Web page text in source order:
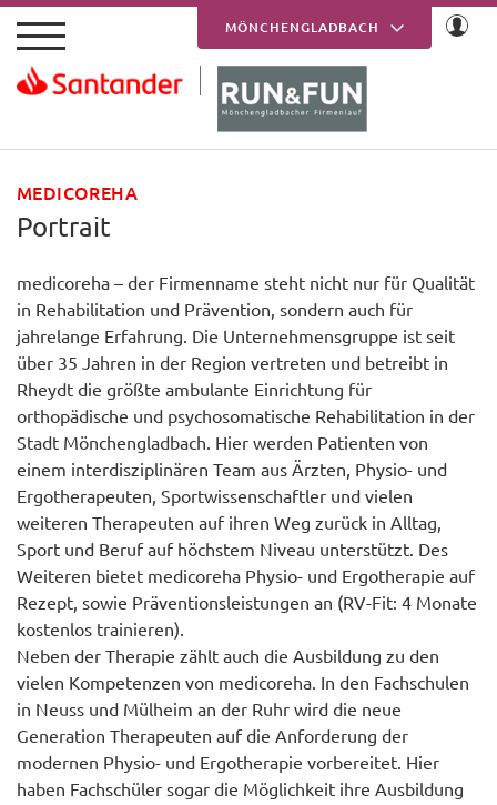
Skip to main content
MÖNCHENGLADBACH
KREFELD
Portrait
MEDICOREHA
medicoreha – der Firmenname steht nicht nur für Qualität
in Rehabilitation und Prävention, sondern auch für
jahrelange Erfahrung. Die Unternehmensgruppe ist seit
über 35 Jahren in der Region vertreten und betreibt in
Rheydt die größte ambulante Einrichtung für
orthopädische und psychosomatische Rehabilitation in der
Stadt Mönchengladbach. Hier werden Patienten von
einem interdisziplinären Team aus Ärzten, Physio- und
Ergotherapeuten, Sportwissenschaftler und vielen
weiteren Therapeuten auf ihren Weg zurück in Alltag,
Sport und Beruf auf höchstem Niveau unterstützt. Des
Weiteren bietet medicoreha Physio- und Ergotherapie auf
Rezept, sowie Präventionsleistungen an (RV-Fit: 4 Monate
kostenlos trainieren).
Neben der Therapie zählt auch die Ausbildung zu den
vielen Kompetenzen von medicoreha. In den Fachschulen
in Neuss und Mülheim an der Ruhr wird die neue
Generation Therapeuten auf die Anforderung der
modernen Physio- und Ergotherapie vorbereitet. Hier
haben Fachschüler sogar die Möglichkeit ihre Ausbildung